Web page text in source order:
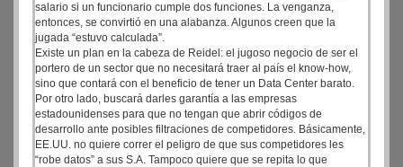
salario si un funcionario cumple dos funciones. La venganza,
entonces, se convirtió en una alabanza. Algunos creen que la
jugada “estuvo calculada”.
Existe un plan en la cabeza de Reidel: el jugoso negocio de ser el
portero de un sector que no necesitará traer al país el know-how,
sino que contará con el beneficio de tener un Data Center barato.
Por otro lado, buscará darles garantía a las empresas
estadounidenses para que no tengan que abrir códigos de
desarrollo ante posibles filtraciones de competidores. Básicamente,
EE.UU. no quiere correr el peligro de que sus competidores les
“robe datos” a sus S.A. Tampoco quiere que se repita lo que